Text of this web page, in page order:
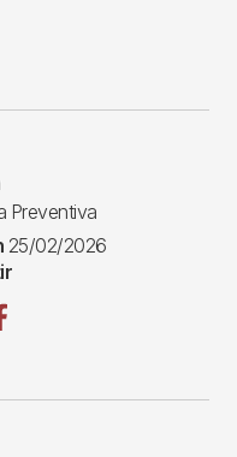
Preventiva
25/02/2026